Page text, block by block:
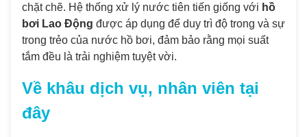
chặt chẽ. Hệ thống xử lý nước tiên tiến giống với hồ
bơi Lao Động được áp dụng để duy trì độ trong và sự
trong trẻo của nước hồ bơi, đảm bảo rằng mọi suất
tắm đều là trải nghiệm tuyệt vời.
Về khâu dịch vụ, nhân viên tại
đây